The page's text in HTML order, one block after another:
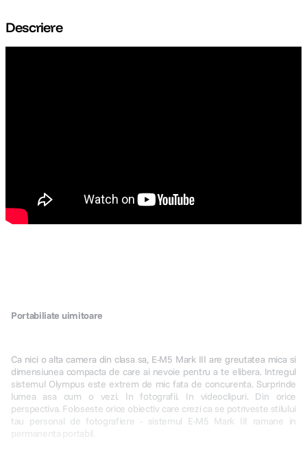
Descriere
Citeste articol blog
Portabiliate uimitoare
Ca nici o alta camera din clasa sa, E-M5 Mark III are greutatea mica si
dimensiunea compacta de care ai nevoie pentru a te elibera. Intregul
sistemul Olympus este extrem de mic fata de concurenta. Surprinde
lumea asa cum o vezi. In fotografii. In videoclipuri. Din orice
perspectiva. Foloseste orice obiectiv care crezi ca se potriveste stilului
tau personal de fotografiere - sistemul E-M5 Mark III ramane in
permanenta portabil.